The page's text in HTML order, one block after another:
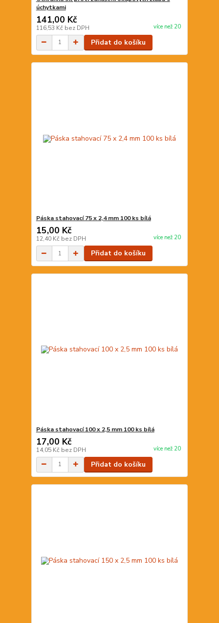
úchytkami
141,00 Kč
116,53 Kč bez DPH více než 20
Přidat do košíku
Páska stahovací 75 x 2,4 mm 100 ks bílá
15,00 Kč
12,40 Kč bez DPH více než 20
Přidat do košíku
Páska stahovací 100 x 2,5 mm 100 ks bílá
17,00 Kč
14,05 Kč bez DPH více než 20
Přidat do košíku